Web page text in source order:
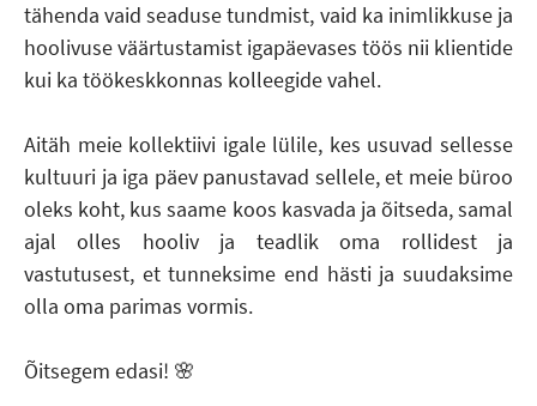
tähenda vaid seaduse tundmist, vaid ka inimlikkuse ja
hoolivuse väärtustamist igapäevases töös nii klientide
kui ka töökeskkonnas kolleegide vahel.
Aitäh meie kollektiivi igale lülile, kes usuvad sellesse
kultuuri ja iga päev panustavad sellele, et meie büroo
oleks koht, kus saame koos kasvada ja õitseda, samal
ajal olles hooliv ja teadlik oma rollidest ja
vastutusest, et tunneksime end hästi ja suudaksime
olla oma parimas vormis.
Õitsegem edasi! 🌸